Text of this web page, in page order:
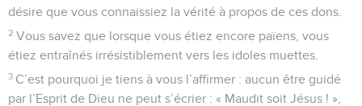
désire que vous connaissiez la vérité à propos de ces dons.
2 Vous savez que lorsque vous étiez encore païens, vous
étiez entraînés irrésistiblement vers les idoles muettes.
3 C’est pourquoi je tiens à vous l’affirmer : aucun être guidé
par l’Esprit de Dieu ne peut s’écrier : « Maudit soit Jésus ! »,